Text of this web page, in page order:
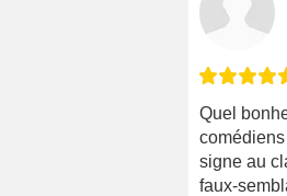
Quel
signe au
faux-